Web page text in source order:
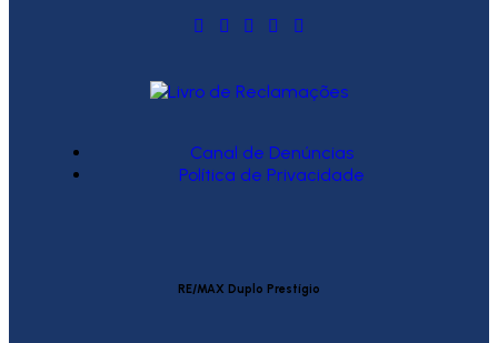
Canal de Denúncias
Política de Privacidade
RE/MAX Duplo Prestígio